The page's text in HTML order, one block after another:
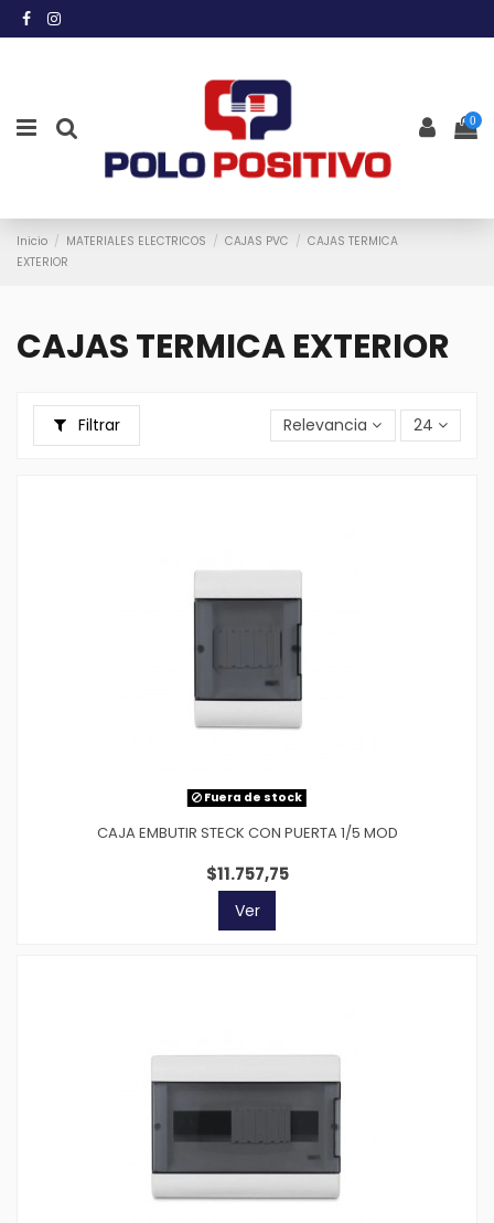
0
Inicio MATERIALES ELECTRICOS CAJAS PVC
CAJAS TERMICA
EXTERIOR
CAJAS TERMICA EXTERIOR
Filtrar Relevancia 24
Fuera de stock
CAJA EMBUTIR STECK CON PUERTA 1/5 MOD
$11.757,75
Ver